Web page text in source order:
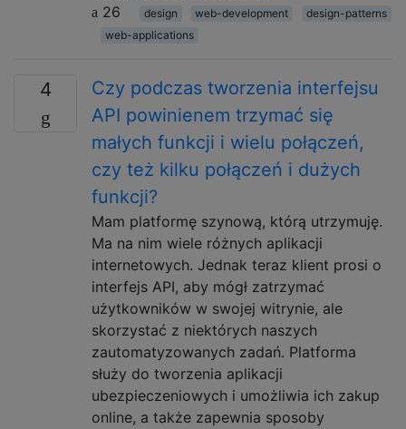
26
design web-development
design-patterns
web-applications
4
Czy podczas tworzenia interfejsu
API powinienem trzymać się
małych funkcji i wielu połączeń,
czy też kilku połączeń i dużych
funkcji?
Mam platformę szynową, którą utrzymuję.
Ma na nim wiele różnych aplikacji
internetowych. Jednak teraz klient prosi o
interfejs API, aby mógł zatrzymać
użytkowników w swojej witrynie, ale
skorzystać z niektórych naszych
zautomatyzowanych zadań. Platforma
służy do tworzenia aplikacji
ubezpieczeniowych i umożliwia ich zakup
online, a także zapewnia sposoby